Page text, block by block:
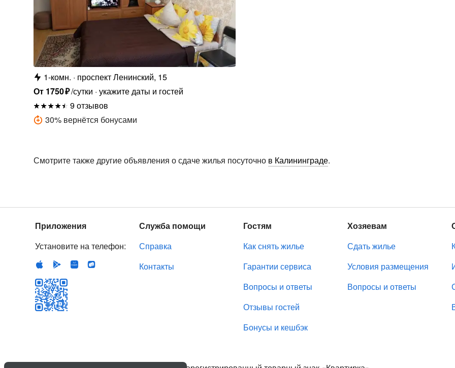
1-комн.
проспект Ленинский, 15
От 1750₽/сутки укажите даты и гостей
9 отзывов
30% вернётся бонусами
Смотрите также другие объявления о сдаче жилья посуточно в Калининграде.
Приложения
Установите на телефон:
Служба помощи
Справка
Контакты
Гостям
Как снять жилье
Гарантии сервиса
Вопросы и ответы
Отзывы гостей
Бонусы и кешбэк
Хозяевам
Сдать жилье
Условия размещения
Вопросы и ответы